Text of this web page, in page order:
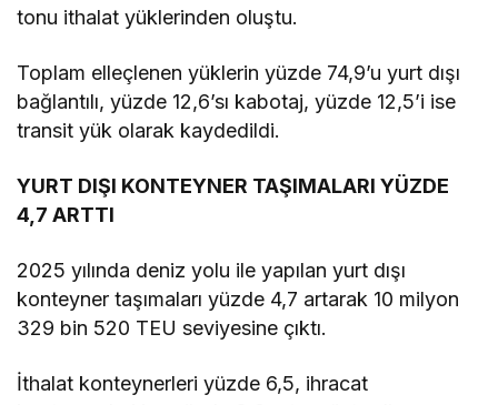
tonu ithalat yüklerinden oluştu.
Toplam elleçlenen yüklerin yüzde 74,9’u yurt dışı
bağlantılı, yüzde 12,6’sı kabotaj, yüzde 12,5’i ise
transit yük olarak kaydedildi.
YURT DIŞI KONTEYNER TAŞIMALARI YÜZDE
4,7 ARTTI
2025 yılında deniz yolu ile yapılan yurt dışı
konteyner taşımaları yüzde 4,7 artarak 10 milyon
329 bin 520 TEU seviyesine çıktı.
İthalat konteynerleri yüzde 6,5, ihracat